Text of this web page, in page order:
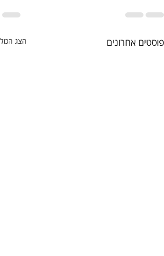
פוסטים אחרונים הצג הכול